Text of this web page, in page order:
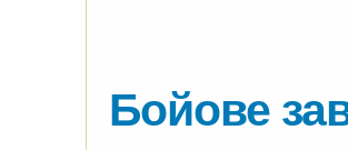
Бойове